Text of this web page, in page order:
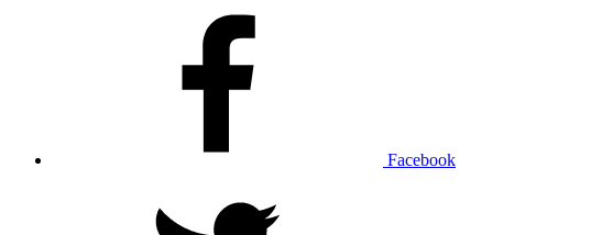
Facebook